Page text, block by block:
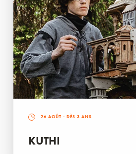
26 AOÛT - DÈS 3 ANS
KUTHI